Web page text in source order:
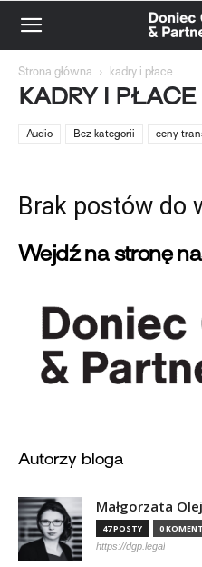
Strona główna kadry i płace
KADRY I PŁACE
Audio Bez kategorii ceny
Brak postów do
Wejdź na stronę
Autorzy bloga
Małgorzata
47 POSTY 0
https://dgp.legal